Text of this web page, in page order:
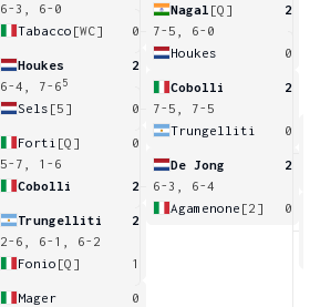
6-3, 6-0
Tabacco [WC] 0
Houkes
2
6-4, 7-6 5
Sels [5] 0
Forti [Q]
0
5-7, 1-6
Cobolli
2
Trungelliti
2
2-6, 6-1, 6-2
Fonio [Q] 1
Mager
0
Nagal [Q]
2
7-5, 6-0
Houkes
0
Cobolli
2
7-5, 7-5
Trungelliti
0
De Jong
2
6-3, 6-4
Agamenone [2] 0